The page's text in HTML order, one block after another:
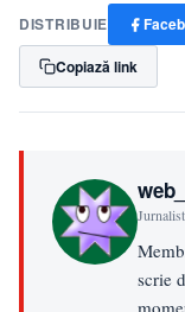
DISTRIBUIE
Copiază link
scrie